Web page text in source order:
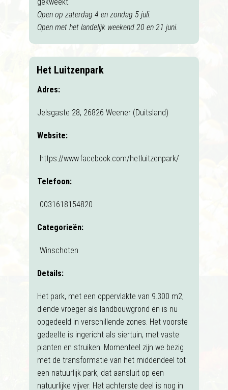
Open op zaterdag 4 en zondag 5 juli.
Open met het landelijk weekend 20 en 21 juni.
Het Luitzenpark
Adres:
Jelsgaste 28, 26826 Weener (Duitsland)
Website:
https://www.facebook.com/hetluitzenpark/
Telefoon:
0031618154820
Categorieën:
Winschoten
Details:
Het park, met een oppervlakte van 9.300 m2,
diende vroeger als landbouwgrond en is nu
opgedeeld in verschillende zones. Het voorste
gedeelte is ingericht als siertuin, met vaste
planten en struiken. Momenteel zijn we bezig
met de transformatie van het middendeel tot
een natuurlijk park, dat aansluit op een
natuurlijke vijver. Het achterste deel is nog in